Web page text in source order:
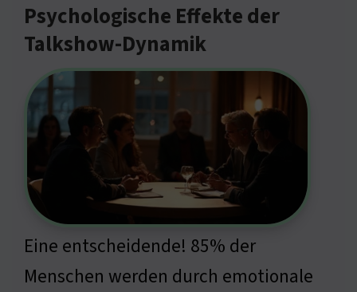
Psychologische Effekte der
Talkshow-Dynamik
Eine entscheidende! 85% der
Menschen werden durch emotionale